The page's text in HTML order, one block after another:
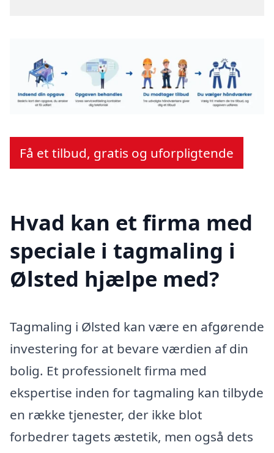
Få et tilbud, gratis og uforpligtende
Hvad kan et firma med
speciale i tagmaling i
Ølsted hjælpe med?
Tagmaling i Ølsted kan være en afgørende
investering for at bevare værdien af din
bolig. Et professionelt firma med
ekspertise inden for tagmaling kan tilbyde
en række tjenester, der ikke blot
forbedrer tagets æstetik, men også dets